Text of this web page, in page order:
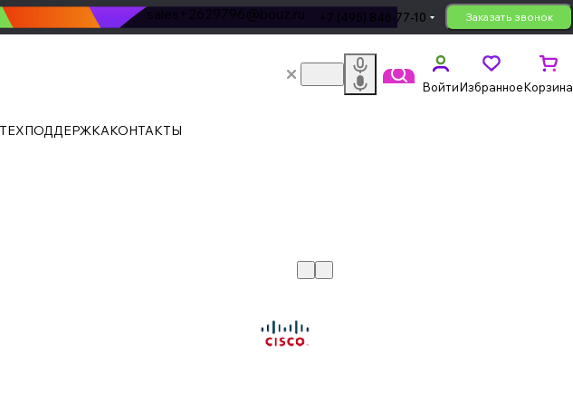
sales+2629796@bouz.ru +7 (495) 846-77-10 Заказать звонок
ВойтиИзбранноеКорзина
ТЕХПОДДЕРЖКАКОНТАКТЫ